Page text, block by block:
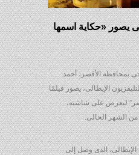
يصور «حكاية اسمها
بمحافظة الأقصر، أحمد
الإيطالى، يصور فيلمًا
ليعرض على شاشته،
الذى وصل إلى